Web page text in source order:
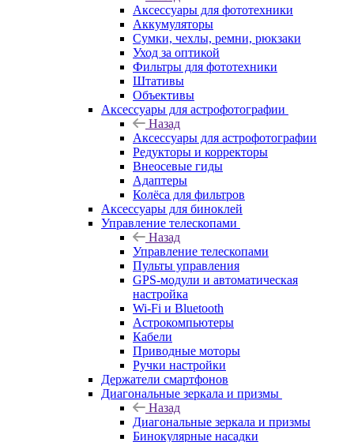
Аксессуары для фототехники
Аккумуляторы
Сумки, чехлы, ремни, рюкзаки
Уход за оптикой
Фильтры для фототехники
Штативы
Объективы
Аксессуары для астрофотографии
Назад
Аксессуары для астрофотографии
Редукторы и корректоры
Внеосевые гиды
Адаптеры
Колёса для фильтров
Аксессуары для биноклей
Управление телескопами
Назад
Управление телескопами
Пульты управления
GPS-модули и автоматическая
настройка
Wi-Fi и Bluetooth
Астрокомпьютеры
Кабели
Приводные моторы
Ручки настройки
Держатели смартфонов
Диагональные зеркала и призмы
Назад
Диагональные зеркала и призмы
Бинокулярные насадки